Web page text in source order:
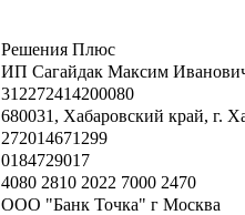
Решения Плюс
ИП Сагайдак Максим
312272414200080
680031, Хабаровский край, г.
272014671299
0184729017
4080 2810 2022 7000 2470
ООО "Банк Точка" г Москва